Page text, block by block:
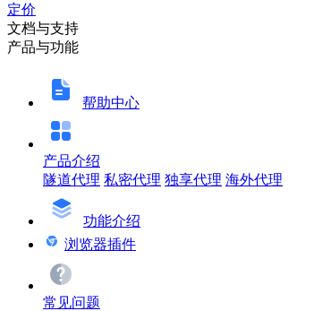
定价
文档与支持
产品与功能
帮助中心
产品介绍
隧道代理 私密代理 独享代理 海外代理
功能介绍
浏览器插件
常见问题